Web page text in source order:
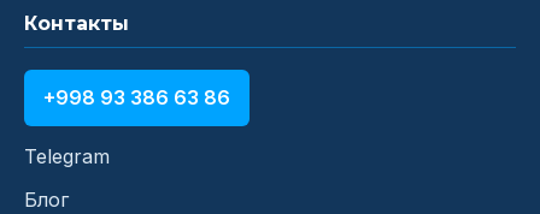
Контакты
+998 93 386 63 86
Telegram
Блог